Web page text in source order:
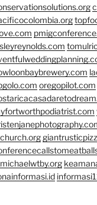
oregopilot.com